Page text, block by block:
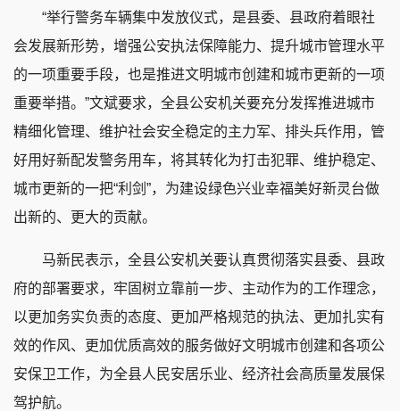
“举行警务车辆集中发放仪式，是县委、县政府着眼社
会发展新形势，增强公安执法保障能力、提升城市管理水平
的一项重要手段，也是推进文明城市创建和城市更新的一项
重要举措。”文斌要求，全县公安机关要充分发挥推进城市
精细化管理、维护社会安全稳定的主力军、排头兵作用，管
好用好新配发警务用车，将其转化为打击犯罪、维护稳定、
城市更新的一把“利剑”，为建设绿色兴业幸福美好新灵台做
出新的、更大的贡献。
马新民表示，全县公安机关要认真贯彻落实县委、县政
府的部署要求，牢固树立靠前一步、主动作为的工作理念，
以更加务实负责的态度、更加严格规范的执法、更加扎实有
效的作风、更加优质高效的服务做好文明城市创建和各项公
安保卫工作，为全县人民安居乐业、经济社会高质量发展保
驾护航。